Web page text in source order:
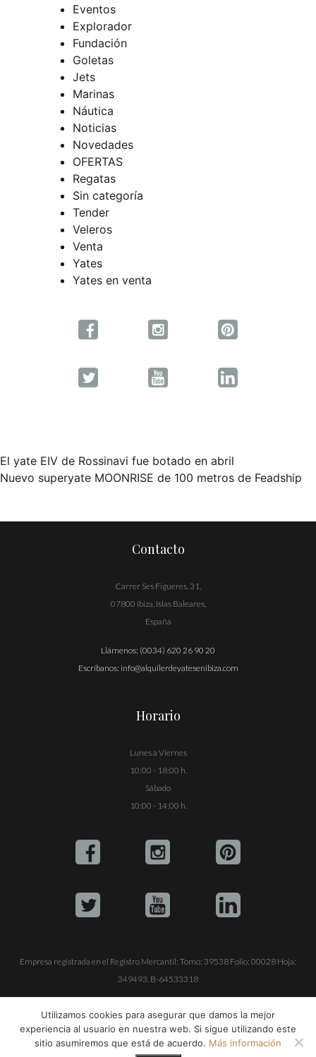
Eventos
Explorador
Fundación
Goletas
Jets
Marinas
Náutica
Noticias
Novedades
OFERTAS
Regatas
Sin categoría
Tender
Veleros
Venta
Yates
Yates en venta
Navegación
entradas
El yate EIV de Rossinavi fue botado en abril
Nuevo superyate MOONRISE de 100 metros de Feadship
Contacto
Carrer Ses Figueres, 31,
07800 Ibiza, Islas Baleares,
España
Llámenos: (0034) 620 26 90 20
Escríbanos: info@alquilerdeyatesenibiza.com
Horario
Lunes a Viernes
10:00 - 18:00 h.
Sábado
10:00 - 14:00 h.
Empresa registrada en el Registro Mercantil: Tomo: 39538 Folio: 00028 Hoja:
349493. B-64533318
ALQUILER DE YATES EN IBIZA S.L.
Utilizamos cookies para asegurar que damos la mejor
experiencia al usuario en nuestra web. Si sigue utilizando este
sitio asumiremos que está de acuerdo. Más información